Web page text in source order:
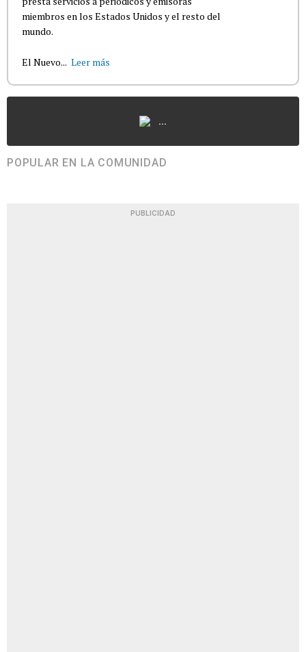
miembros en los Estados Unidos y el resto del
mundo.
El Nuevo... Leer más
...
POPULAR EN LA COMUNIDAD
PUBLICIDAD